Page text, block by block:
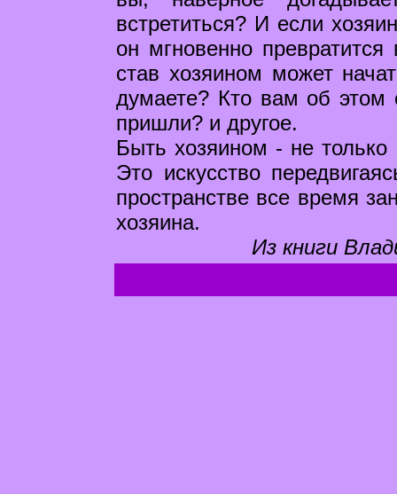
встретиться? И если
он мгновенно
став хозяином может
думаете? Кто вам об
пришли? и другое.
Быть хозяином - не
Это искусство
пространстве все время
хозяина.
Из книги